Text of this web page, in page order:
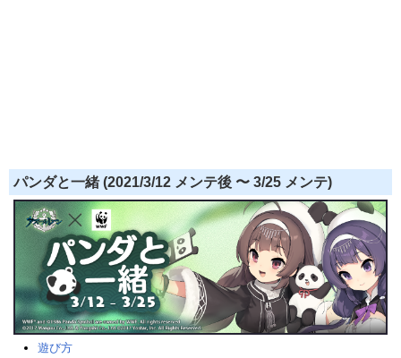
パンダと一緒 (2021/3/12 メンテ後 〜 3/25 メンテ)
遊び方